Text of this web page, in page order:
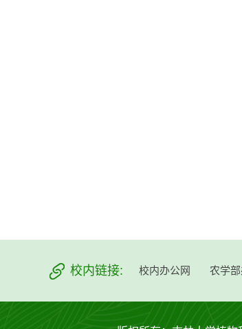
校内链接: 校内办公网 农学